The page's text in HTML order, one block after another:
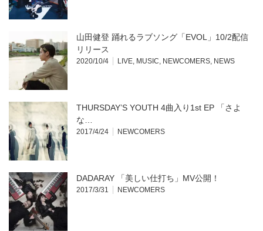
山田健登 踊れるラブソング「EVOL」10/2配信
リリース
2020/10/4 LIVE, MUSIC, NEWCOMERS, NEWS
THURSDAY’S YOUTH 4曲入り1st EP 「さよ
な…
2017/4/24 NEWCOMERS
DADARAY 「美しい仕打ち」MV公開！
2017/3/31 NEWCOMERS